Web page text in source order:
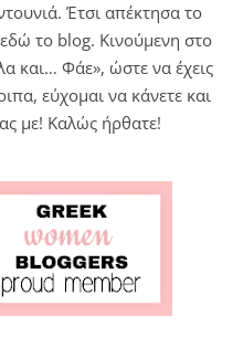
Έτσι απέκτησα το
το blog. Κινούμενη στο
και… Φάε», ώστε να έχεις
εύχομαι να κάνετε και
με! Καλώς ήρθατε!